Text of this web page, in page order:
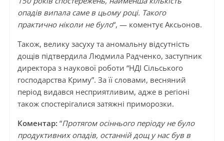
опадів випала саме в цьому році. Такого
практично ніколи не було“, — коментує Аксьонов.
Також, велику засуху та аномальну відсутність
дощів підтвердила Людмила Радченко, заступник
директора з наукової роботи “НДІ Сільського
господарства Криму”. За її словами, весняний
період видався несприятливим, адже в регіоні
також спостерігалися затяжні приморозки.
Коментар: “Протягом осіннього періоду не було
продуктивних опадів, останній дощ у нас був в